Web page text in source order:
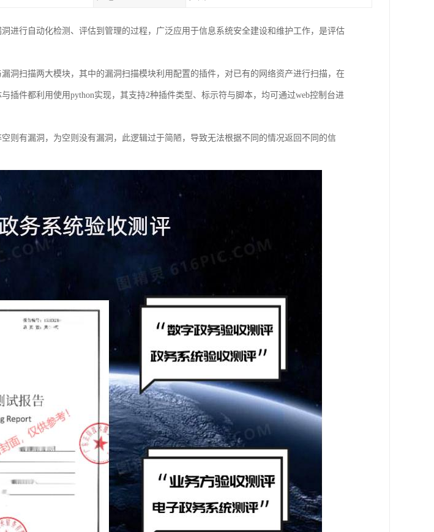
进行自动化检测、评估到管理的过程，广泛应用于信息系统安全建设和维护工作，是评估
洞扫描两大模块，其中的漏洞扫描模块利用配置的插件，对已有的网络资产进行扫描，在
插件都利用使用python实现，其支持2种插件类型、标示符与脚本，均可通过web控制台进
则有漏洞，为空则没有漏洞，此逻辑过于简陋，导致无法根据不同的情况返回不同的信